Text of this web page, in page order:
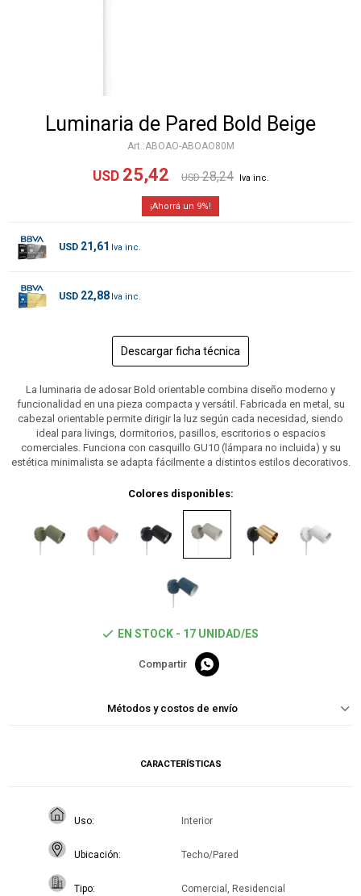
Luminaria de Pared Bold Beige
ABOAO-ABOAO80M
USD 25,42 USD 28,24
9
USD 21,61
USD 22,88
Descargar ficha técnica
La luminaria de adosar Bold orientable combina diseño moderno y
funcionalidad en una pieza compacta y versátil. Fabricada en metal, su
cabezal orientable permite dirigir la luz según cada necesidad, siendo
ideal para livings, dormitorios, pasillos, escritorios o espacios
comerciales. Funciona con casquillo GU10 (lámpara no incluida) y su
estética minimalista se adapta fácilmente a distintos estilos decorativos.
Colores disponibles:
EN STOCK - 17 UNIDAD/ES

Métodos y costos de envío
CARACTERÍSTICAS
Uso Interior
Ubicación Techo/Pared
Tipo Comercial, Residencial